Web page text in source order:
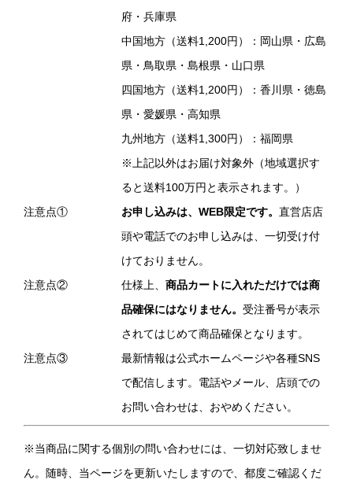
府・兵庫県
中国地方（送料1,200円）：岡山県・広島
県・鳥取県・島根県・山口県
四国地方（送料1,200円）：香川県・徳島
県・愛媛県・高知県
九州地方（送料1,300円）：福岡県
※上記以外はお届け対象外（地域選択す
ると送料100万円と表示されます。）
注意点①
お申し込みは、WEB限定です。 直営店店
頭や電話でのお申し込みは、一切受け付
けておりません。
注意点②
仕様上、 商品カートに入れただけでは商
品確保にはなりません。 受注番号が表示
されてはじめて商品確保となります。
注意点③
最新情報は公式ホームページや各種SNS
で配信します。電話やメール、店頭での
お問い合わせは、おやめください。
※当商品に関する個別の問い合わせには、一切対応致しませ
ん。随時、当ページを更新いたしますので、都度ご確認くだ